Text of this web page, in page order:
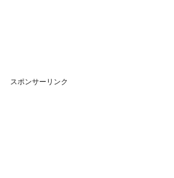
スポンサーリンク